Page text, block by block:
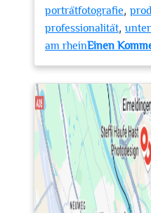
porträtfotografie,
professionalität,
am rheinEinen